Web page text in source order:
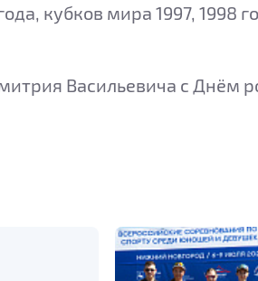
кубков мира 1997, 1998
Васильевича с Днём